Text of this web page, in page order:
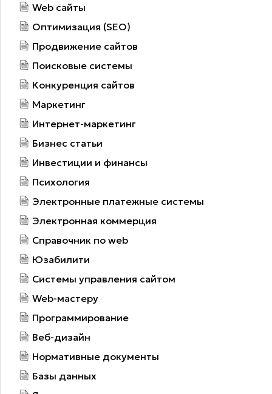
Web сайты
Оптимизация (SEO)
Продвижение сайтов
Поисковые системы
Конкуренция сайтов
Маркетинг
Интернет-маркетинг
Бизнес статьи
Инвестиции и финансы
Психология
Электронные платежные системы
Электронная коммерция
Справочник по web
Юзабилити
Системы управления сайтом
Web-мастеру
Программирование
Веб-дизайн
Нормативные документы
Базы данных